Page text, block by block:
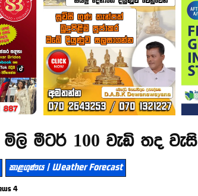
මීටර් 100 වැඩි තද වැසි
කාළගුණය | Weather Forecast
4